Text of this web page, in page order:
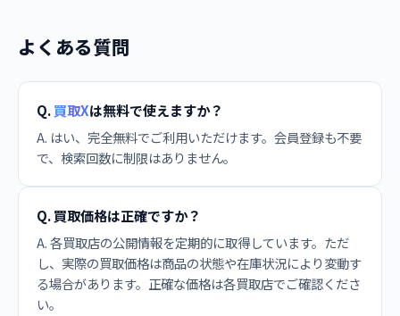
よくある質問
Q.買取Xは無料で使えますか？
A. はい、完全無料でご利用いただけます。会員登録も不要
で、検索回数に制限はありません。
Q. 買取価格は正確ですか？
A. 各買取店の公開情報を定期的に取得しています。ただ
し、実際の買取価格は商品の状態や在庫状況により変動す
る場合があります。正確な価格は各買取店でご確認くださ
い。